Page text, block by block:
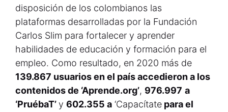
disposición de los colombianos las
plataformas desarrolladas por la Fundación
Carlos Slim para fortalecer y aprender
habilidades de educación y formación para el
empleo. Como resultado, en 2020 más de
139.867 usuarios en el país accedieron a los
contenidos de ‘Aprende.org’, 976.997 a
‘PruébaT’y 602.355 a ‘Capacítate para el